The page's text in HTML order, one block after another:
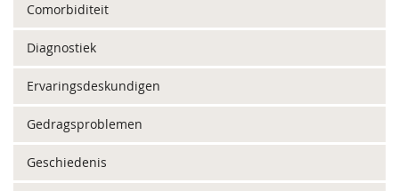
Comorbiditeit
Diagnostiek
Ervaringsdeskundigen
Gedragsproblemen
Geschiedenis